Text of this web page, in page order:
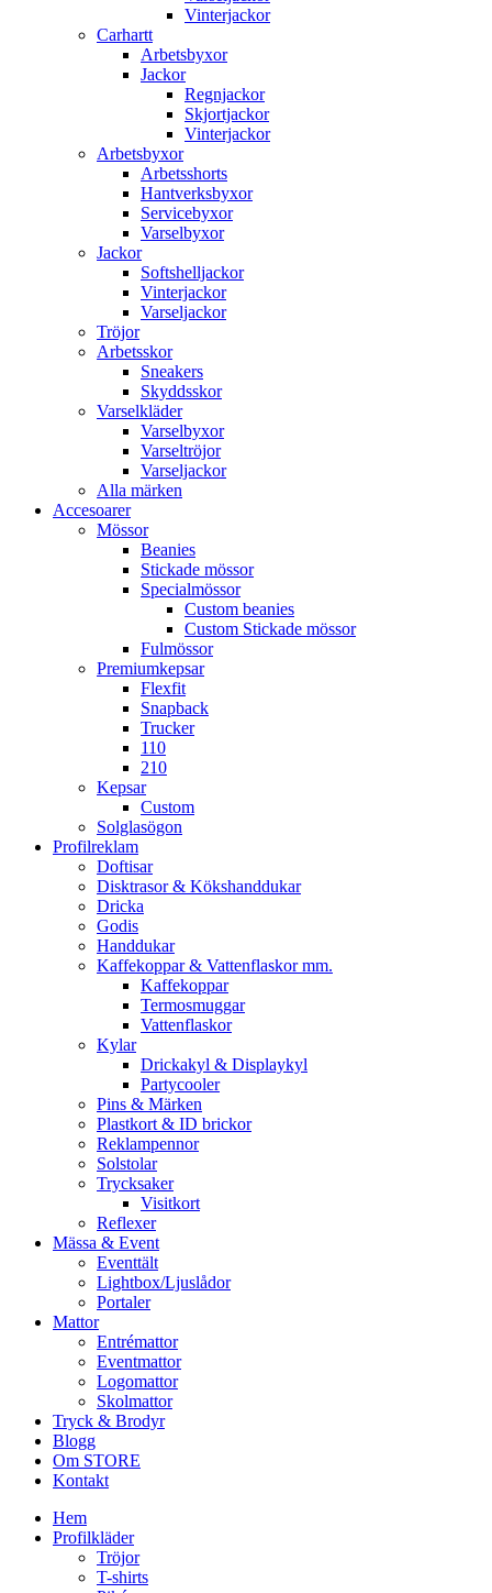
Vinterjackor
Carhartt
Arbetsbyxor
Jackor
Regnjackor
Skjortjackor
Vinterjackor
Arbetsbyxor
Arbetsshorts
Hantverksbyxor
Servicebyxor
Varselbyxor
Jackor
Softshelljackor
Vinterjackor
Varseljackor
Tröjor
Arbetsskor
Sneakers
Skyddsskor
Varselkläder
Varselbyxor
Varseltröjor
Varseljackor
Alla märken
Accesoarer
Mössor
Beanies
Stickade mössor
Specialmössor
Custom beanies
Custom Stickade mössor
Fulmössor
Premiumkepsar
Flexfit
Snapback
Trucker
110
210
Kepsar
Custom
Solglasögon
Profilreklam
Doftisar
Disktrasor & Kökshanddukar
Dricka
Godis
Handdukar
Kaffekoppar & Vattenflaskor mm.
Kaffekoppar
Termosmuggar
Vattenflaskor
Kylar
Drickakyl & Displaykyl
Partycooler
Pins & Märken
Plastkort & ID brickor
Reklampennor
Solstolar
Trycksaker
Visitkort
Reflexer
Mässa & Event
Eventtält
Lightbox/Ljuslådor
Portaler
Mattor
Entrémattor
Eventmattor
Logomattor
Skolmattor
Tryck & Brodyr
Blogg
Om STORE
Kontakt
Hem
Profilkläder
Tröjor
T-shirts